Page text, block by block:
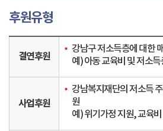
후원유형
결연후원
강남구 저소득층에 대한
예) 아동 교육비 및 저소
사업후원
강남복지재단의 저소득
원
예) 위기가정 지원, 교육